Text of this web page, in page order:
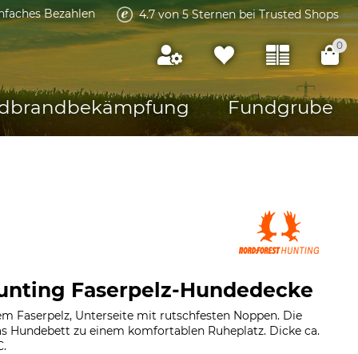
Bezahlen 4.7 von 5 Sternen bei Trusted Shops
0
Fundgrube
Faserpelz-Hundedecke
Faserpelz, Unterseite mit rutschfesten Noppen. Die
Hundebett zu einem komfortablen Ruheplatz. Dicke ca.